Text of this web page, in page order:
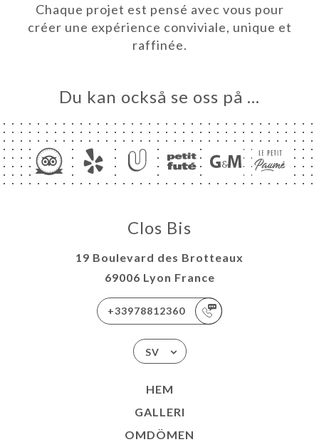
Chaque projet est pensé avec vous pour
créer une expérience conviviale, unique et
raffinée.
Du kan också se oss på …
Clos Bis
19 Boulevard des Brotteaux
69006 Lyon France
+33978812360
SV
HEM
GALLERI
OMDÖMEN